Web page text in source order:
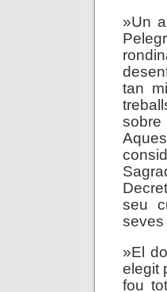
»Un
tan
seu
seves
»El
elegit
fou